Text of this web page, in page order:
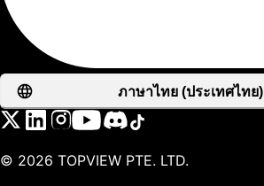
ภาษาไทย (ประเทศไทย)
© 2026 TOPVIEW PTE. LTD.